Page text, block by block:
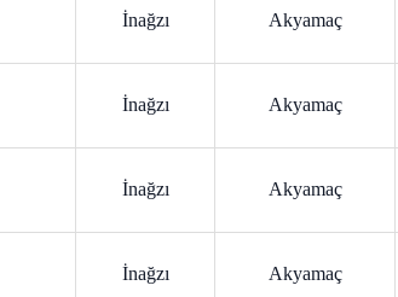
İnağzı Akyamaç
İnağzı Akyamaç
İnağzı Akyamaç
İnağzı Akyamaç